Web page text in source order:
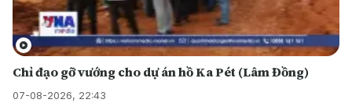
Chỉ đạo gỡ vướng cho dự án hồ Ka Pét (Lâm Đồng)
07-08-2026, 22:43